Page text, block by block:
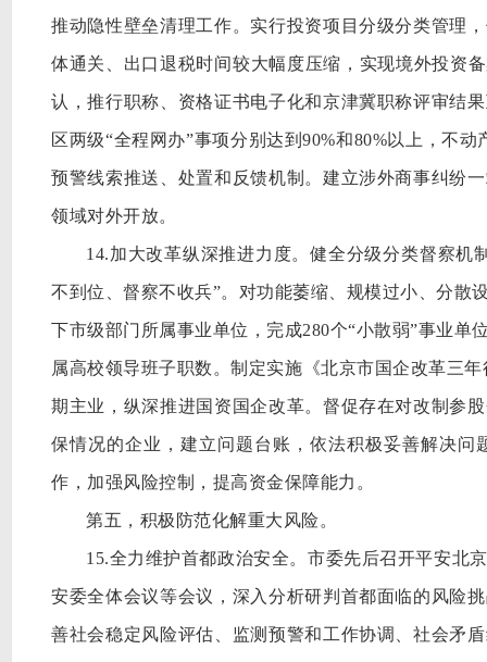
推动隐性壁垒清理工作。实行投资项目分级分类管理
体通关、出口退税时间较大幅度压缩，实现境外投资
认，推行职称、资格证书电子化和京津冀职称评审结
区两级“全程网办”事项分别达到90%和80%以上，不
预警线索推送、处置和反馈机制。建立涉外商事纠纷
领域对外开放。
14.加大改革纵深推进力度。健全分级分类督察
不到位、督察不收兵”。对功能萎缩、规模过小、分散
下市级部门所属事业单位，完成280个“小散弱”事业
属高校领导班子职数。制定实施《北京市国企改革三
期主业，纵深推进国资国企改革。督促存在对改制参
保情况的企业，建立问题台账，依法积极妥善解决
作，加强风险控制，提高资金保障能力。
第五，积极防范化解重大风险。
15.全力维护首都政治安全。市委先后召开平安北
安委全体会议等会议，深入分析研判首都面临的风险
善社会稳定风险评估、监测预警和工作协调、社会矛